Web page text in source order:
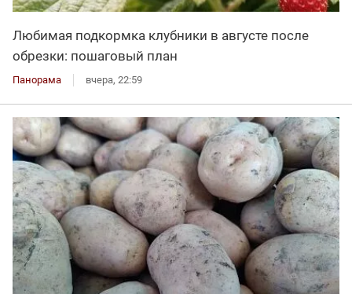
Любимая подкормка клубники в августе после
обрезки: пошаговый план
Панорама вчера, 22:59